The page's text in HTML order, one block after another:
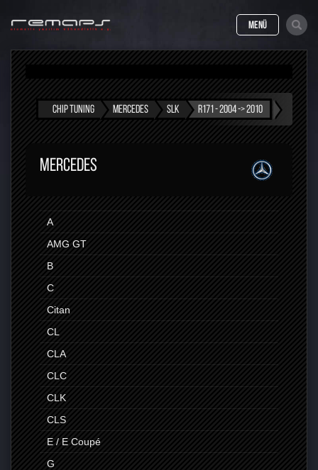
MENÜ
CHIP TUNING MERCEDES SLK R171 - 2004 -> 2010
MERCEDES
A
AMG GT
B
C
Citan
CL
CLA
CLC
CLK
CLS
E / E Coupé
G